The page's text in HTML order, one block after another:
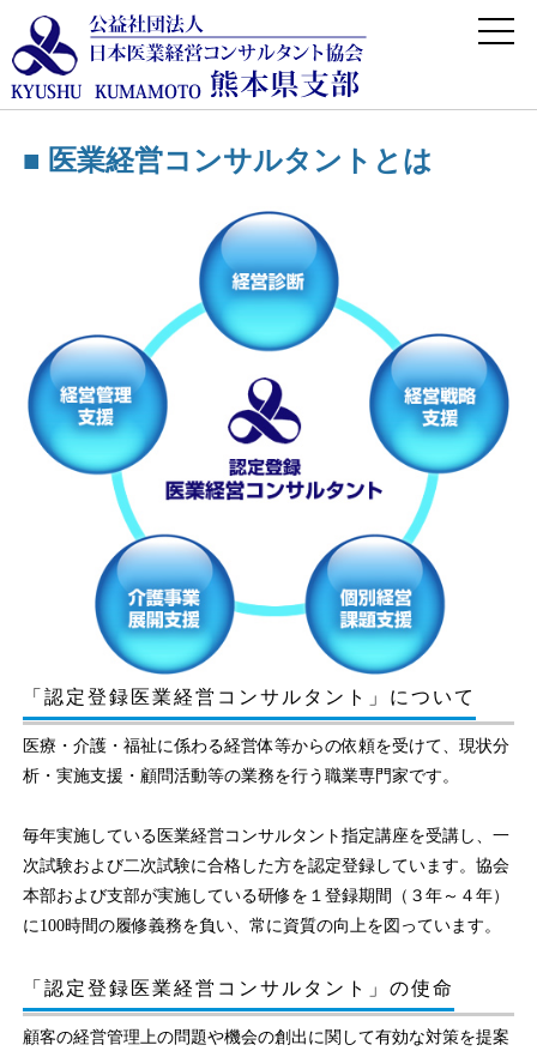
■ 医業経営コンサルタントとは
「認定登録医業経営コンサルタント」について
医療・介護・福祉に係わる経営体等からの依頼を受けて、現状分
析・実施支援・顧問活動等の業務を行う職業専門家です。
毎年実施している医業経営コンサルタント指定講座を受講し、一
次試験および二次試験に合格した方を認定登録しています。協会
本部および支部が実施している研修を１登録期間（３年～４年）
に100時間の履修義務を負い、常に資質の向上を図っています。
「認定登録医業経営コンサルタント」の使命
顧客の経営管理上の問題や機会の創出に関して有効な対策を提案